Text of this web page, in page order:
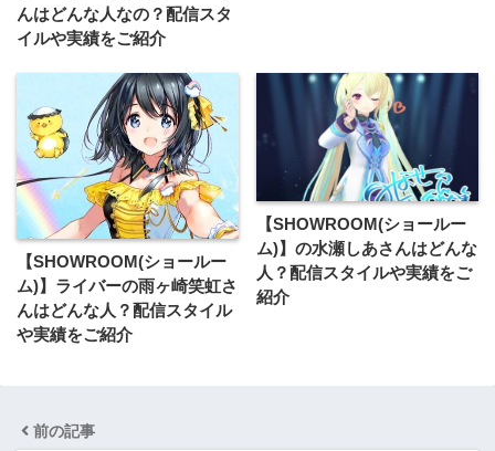
んはどんな人なの？配信スタ
イルや実績をご紹介
【SHOWROOM(ショールー
ム)】ライバーの雨ヶ崎笑虹さ
んはどんな人？配信スタイル
や実績をご紹介
【SHOWROOM(ショールー
ム)】の水瀬しあさんはどんな
人？配信スタイルや実績をご
紹介
前の記事